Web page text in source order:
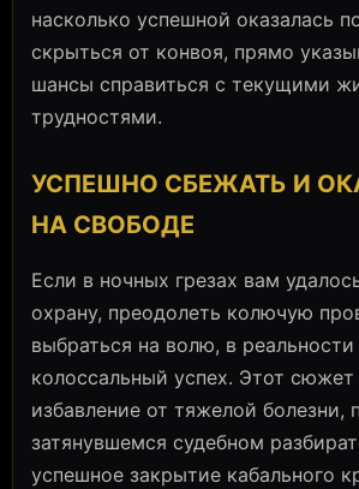
насколько успешной оказалась
скрыться от конвоя, прямо
шансы справиться с текущими
трудностями.
УСПЕШНО СБЕЖАТЬ И
НА СВОБОДЕ
Если в ночных грезах вам
охрану, преодолеть колючую
выбраться на волю, в
колоссальный успех. Этот
избавление от тяжелой болезни,
затянувшемся судебном
успешное закрытие кабального